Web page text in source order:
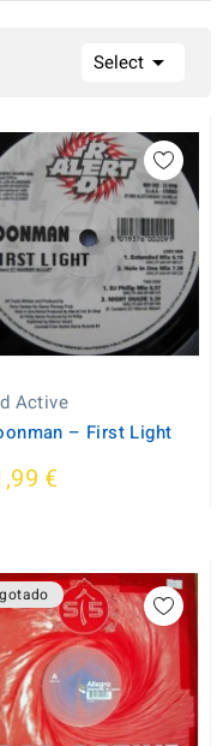
Select 
Active
‎– First Light
€